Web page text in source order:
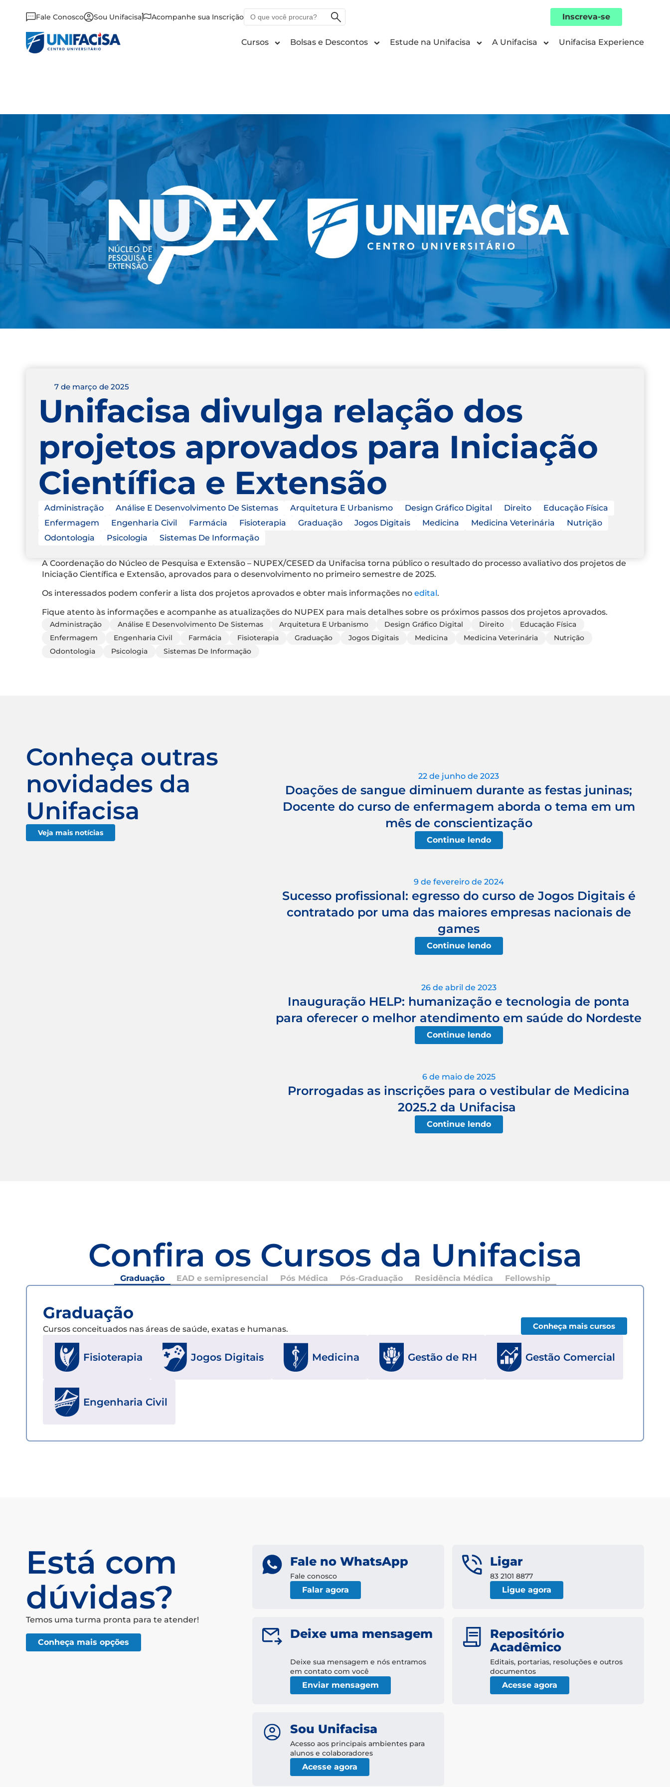
Fale Conosco Sou Unifacisa Acompanhe sua Inscrição
que
procura?
Inscreva-se
Cursos Bolsas e Descontos Estude na Unifacisa A Unifacisa Unifacisa Experience
7 de março de 2025
Unifacisa divulga relação dos
projetos aprovados para Iniciação
Científica e Extensão
Administração Análise E Desenvolvimento De Sistemas Arquitetura E Urbanismo Design Gráfico Digital Direito
Educação Física
Enfermagem
Engenharia Civil Farmácia Fisioterapia Graduação Jogos Digitais Medicina Medicina Veterinária
Nutrição
Odontologia
Psicologia Sistemas De Informação
A Coordenação do Núcleo de Pesquisa e Extensão – NUPEX/CESED da Unifacisa torna público o resultado do processo avaliativo dos projetos de
Iniciação Científica e Extensão, aprovados para o desenvolvimento no primeiro semestre de 2025.
Os interessados podem conferir a lista dos projetos aprovados e obter mais informações no edital.
Fique atento às informações e acompanhe as atualizações do NUPEX para mais detalhes sobre os próximos passos dos projetos aprovados.
Administração Análise E Desenvolvimento De Sistemas Arquitetura E Urbanismo Design Gráfico Digital Direito
Educação Física
Enfermagem
Engenharia Civil Farmácia Fisioterapia Graduação Jogos Digitais Medicina Medicina Veterinária
Nutrição
Odontologia
Psicologia Sistemas De Informação
Conheça outras
novidades da
Unifacisa
Veja mais notícias
22 de junho de 2023
Doações de sangue diminuem durante as festas juninas;
Docente do curso de enfermagem aborda o tema em um
mês de conscientização
Continue lendo
9 de fevereiro de 2024
Sucesso profissional: egresso do curso de Jogos Digitais é
contratado por uma das maiores empresas nacionais de
games
Continue lendo
26 de abril de 2023
Inauguração HELP: humanização e tecnologia de ponta
para oferecer o melhor atendimento em saúde do Nordeste
Continue lendo
6 de maio de 2025
Prorrogadas as inscrições para o vestibular de Medicina
2025.2 da Unifacisa
Continue lendo
Confira os Cursos da Unifacisa
Graduação EAD e semipresencial Pós Médica Pós-Graduação Residência Médica Fellowship
Graduação
Cursos conceituados nas áreas de saúde, exatas e humanas. Conheça mais cursos
Fisioterapia Jogos Digitais Medicina Gestão de RH Gestão Comercial
Engenharia Civil
Está com
dúvidas?
Temos uma turma pronta para te atender!
Conheça mais opções
Fale no WhatsApp
Fale conosco
Falar agora
Ligar
83 2101 8877
Ligue agora
Deixe uma mensagem
Deixe sua mensagem e nós entramos
em contato com você
Enviar mensagem
Repositório
Acadêmico
Editais, portarias, resoluções e outros
documentos
Acesse agora
Sou Unifacisa
Acesso aos principais ambientes para
alunos e colaboradores
Acesse agora